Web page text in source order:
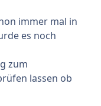
immer mal in
es noch
zum
lassen ob